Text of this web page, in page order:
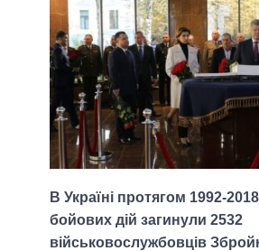
В Україні протягом 1992-
бойових дій загинули 2532
військовослужбовців